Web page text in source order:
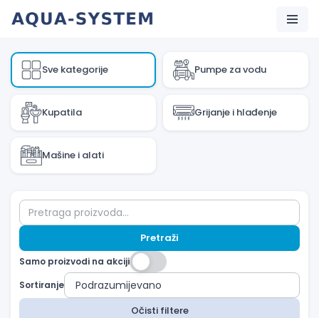
to
contentSve kategorije Pumpe za vodu
Kupatila Grijanje i hlađenje
Mašine i alati
Pretraži
Samo proizvodi na akciji
Sortiranje
Očisti filtere